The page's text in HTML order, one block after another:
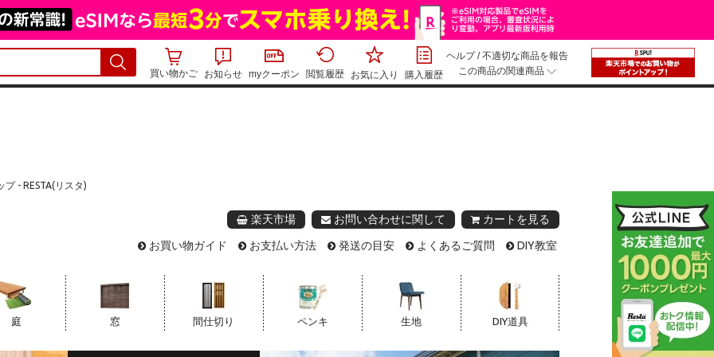
買い物かご お知らせ myクーポン 閲覧履歴 お気に入り 購入履歴
ヘルプ/不適切な商品を報告
この商品の関連商品